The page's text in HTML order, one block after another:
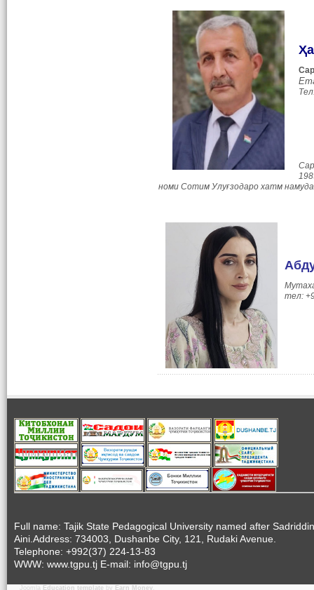
номи Сотим Улуғзодаро хатм
тел:
Full name: Tajik State Pedagogical University named after Sadriddin
Aini.Address: 734003, Dushanbe City, 121, Rudaki Avenue.
Telephone: +992(37) 224-13-83
WWW: www.tgpu.tj E-mail: info@tgpu.tj
Joomla Education template by Earn Money.